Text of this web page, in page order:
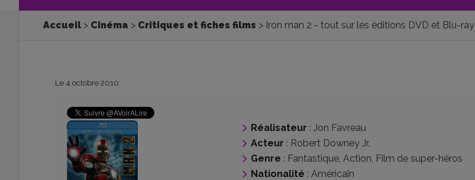
Accueil Cinéma Critiques et fiches films Iron man 2 - tout sur les éditions DVD et Blu-ray
Le 4 octobre 2010
Réalisateur : Jon Favreau
Acteur : Robert Downey Jr.
Genre : Fantastique, Action, Film de super-héros
Nationalité : Américain